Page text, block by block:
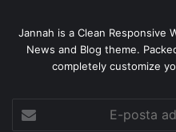
Jannah is a Clean Responsive
News and Blog theme.
completely customize
posta